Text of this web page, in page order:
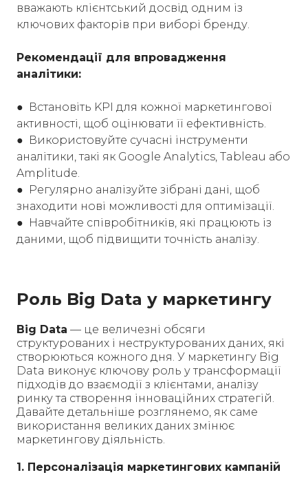
вважають клієнтський досвід одним із
ключових факторів при виборі бренду.
Рекомендації для впровадження
аналітики:
● Встановіть KPI для кожної маркетингової
активності, щоб оцінювати її ефективність.
● Використовуйте сучасні інструменти
аналітики, такі як Google Analytics, Tableau або
Amplitude.
● Регулярно аналізуйте зібрані дані, щоб
знаходити нові можливості для оптимізації.
● Навчайте співробітників, які працюють із
даними, щоб підвищити точність аналізу.
Роль Big Data у маркетингу
Big Data — це величезні обсяги
структурованих і неструктурованих даних, які
створюються кожного дня. У маркетингу Big
Data виконує ключову роль у трансформації
підходів до взаємодії з клієнтами, аналізу
ринку та створення інноваційних стратегій.
Давайте детальніше розглянемо, як саме
використання великих даних змінює
маркетингову діяльність.
1. Персоналізація маркетингових кампаній